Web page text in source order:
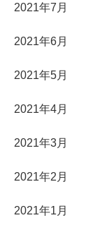
2021年7月
2021年6月
2021年5月
2021年4月
2021年3月
2021年2月
2021年1月